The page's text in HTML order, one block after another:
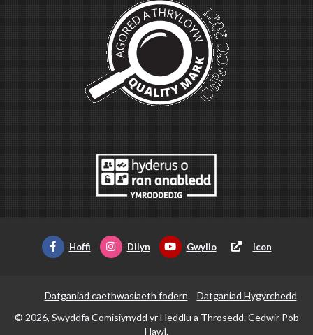
Hoffi Dilyn Gwylio Icon
Datganiad caethwasiaeth fodern
Datganiad Hygyrchedd
© 2026, Swyddfa Comisiynydd yr Heddlu a Throsedd. Cedwir Pob
Hawl.